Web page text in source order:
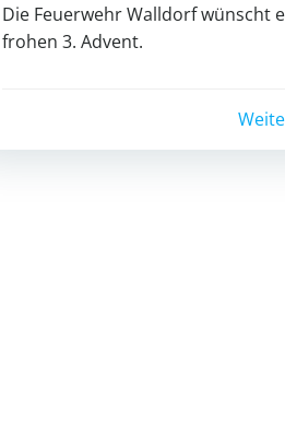
Die Feuerwehr Walldorf wünscht
frohen 3. Advent.